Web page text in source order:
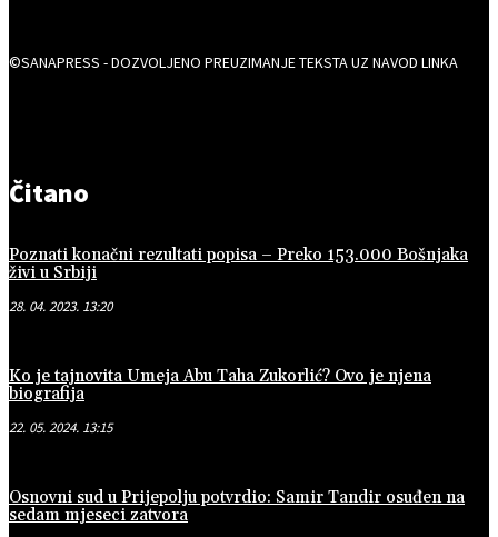
©SANAPRESS - DOZVOLJENO PREUZIMANJE TEKSTA UZ NAVOD LINKA
Čitano
Poznati konačni rezultati popisa – Preko 153.000 Bošnjaka
živi u Srbiji
28. 04. 2023. 13:20
Ko je tajnovita Umeja Abu Taha Zukorlić? Ovo je njena
biografija
22. 05. 2024. 13:15
Osnovni sud u Prijepolju potvrdio: Samir Tandir osuđen na
sedam mjeseci zatvora